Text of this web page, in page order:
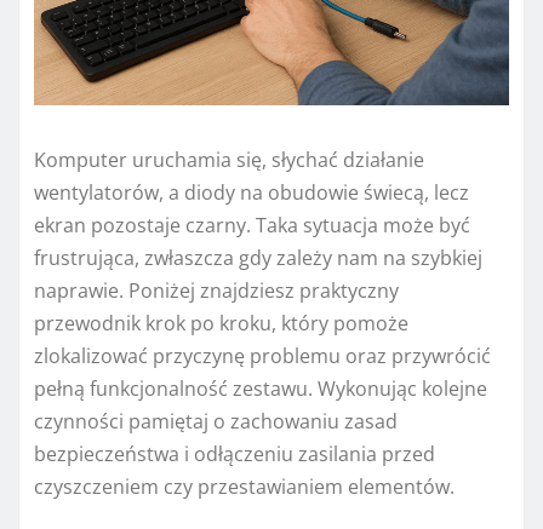
Komputer uruchamia się, słychać działanie
wentylatorów, a diody na obudowie świecą, lecz
ekran pozostaje czarny. Taka sytuacja może być
frustrująca, zwłaszcza gdy zależy nam na szybkiej
naprawie. Poniżej znajdziesz praktyczny
przewodnik krok po kroku, który pomoże
zlokalizować przyczynę problemu oraz przywrócić
pełną funkcjonalność zestawu. Wykonując kolejne
czynności pamiętaj o zachowaniu zasad
bezpieczeństwa i odłączeniu zasilania przed
czyszczeniem czy przestawianiem elementów.